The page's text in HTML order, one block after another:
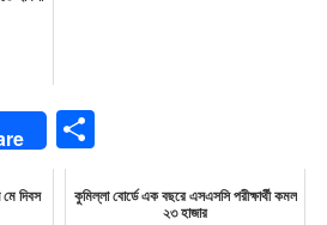
মে দিবস
কুমিল্লা বোর্ডে এক বছরে এসএসসি পরীক্ষার্থী কমল
২৩ হাজার